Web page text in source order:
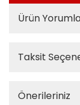
Ürün
Taksit
Önerileriniz